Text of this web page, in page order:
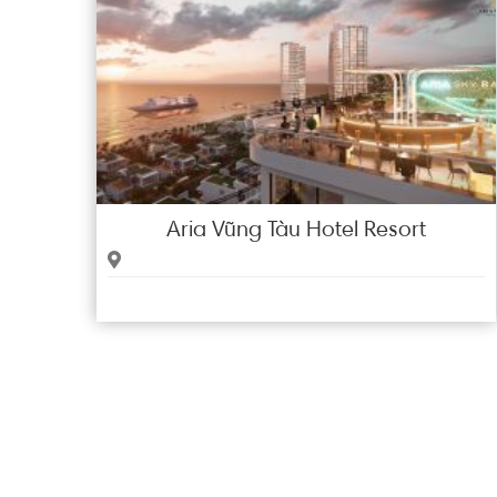
Aria Vũng Tàu Hotel Resort